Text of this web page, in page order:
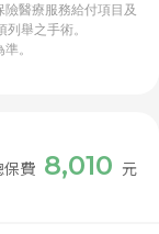
醫療服務給付項目及
舉之手術。
。
保費 8,010 元